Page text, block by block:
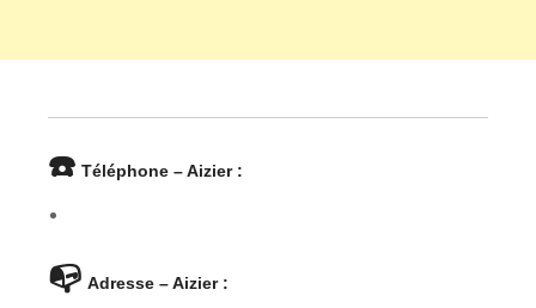
☎️ Téléphone – Aizier :
📭 Adresse – Aizier :